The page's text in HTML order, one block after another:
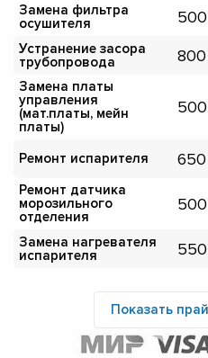
Замена фильтра
осушителя
500
Устранение засора
трубопровода
800
Замена платы
управления
(мат.платы, мейн
платы)
500
Ремонт испарителя 650
Ремонт датчика
морозильного
отделения
500
Замена нагревателя
испарителя
550
Показать